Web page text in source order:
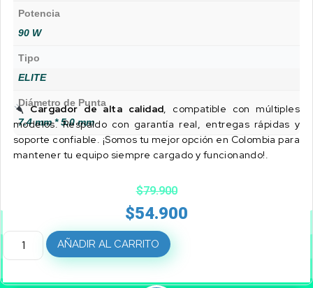
Potencia
90 W
Tipo
ELITE
Diámetro de Punta
7.4 mm * 5.0 mm
Cargador de alta calidad, compatible con múltiples
modelos. Respaldo con garantía real, entregas rápidas y
soporte confiable. ¡Somos tu mejor opción en Colombia para
mantener tu equipo siempre cargado y funcionando!.
$79.900
$54.900
AÑADIR AL CARRITO